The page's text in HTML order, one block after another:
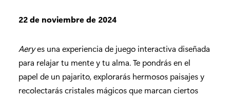
22 de noviembre de 2024
Aeryes una experiencia de juego interactiva diseñada
para relajar tu mente y tu alma. Te pondrás en el
papel de un pajarito, explorarás hermosos paisajes y
recolectarás cristales mágicos que marcan ciertos